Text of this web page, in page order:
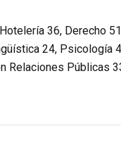
36, Derecho
24, Psicología
Relaciones Públicas